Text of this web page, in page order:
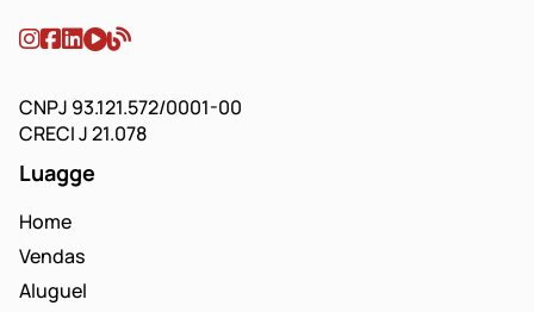
CNPJ 93.121.572/0001-00
CRECI J 21.078
Luagge
Home
Vendas
Aluguel